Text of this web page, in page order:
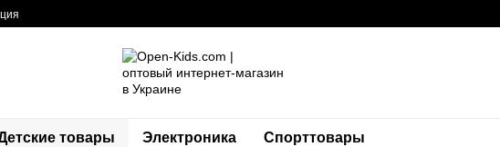
товары Электроника Спорттовары